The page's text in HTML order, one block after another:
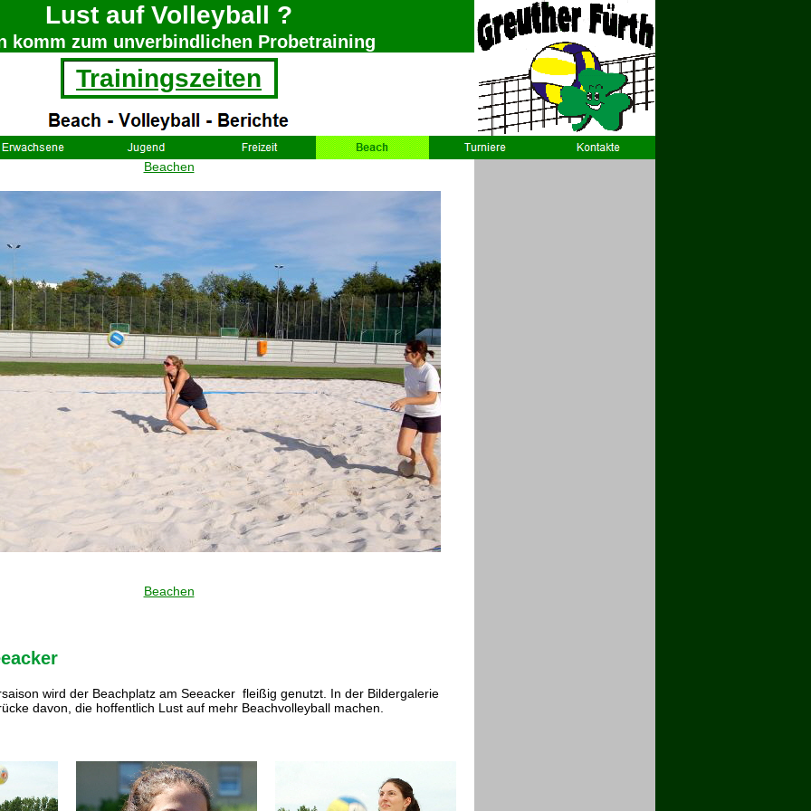
Lust auf Volleyball ?
komm zum unverbindlichen Probetraining
Trainingszeiten
Beachen
Beachen
wird der Beachplatz am Seeacker fleißig genutzt. In der Bildergalerie
davon, die hoffentlich Lust auf mehr Beachvolleyball machen.